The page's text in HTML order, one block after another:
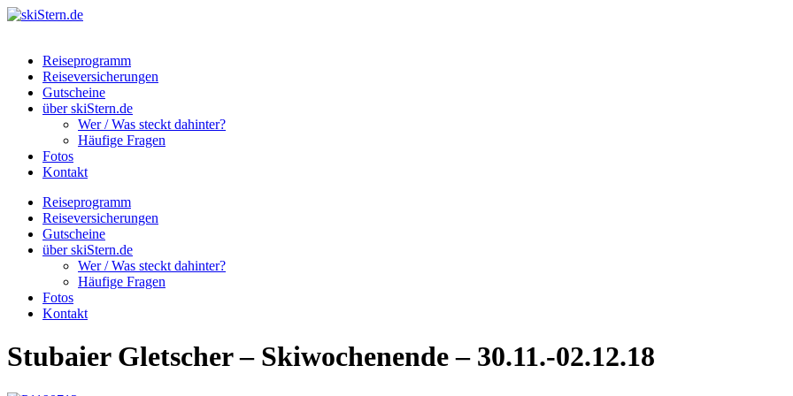
Reiseprogramm
Reiseversicherungen
Gutscheine
über skiStern.de
Wer / Was steckt dahinter?
Häufige Fragen
Fotos
Kontakt
Reiseprogramm
Reiseversicherungen
Gutscheine
über skiStern.de
Wer / Was steckt dahinter?
Häufige Fragen
Fotos
Kontakt
Stubaier Gletscher – Skiwochenende – 30.11.-02.12.18